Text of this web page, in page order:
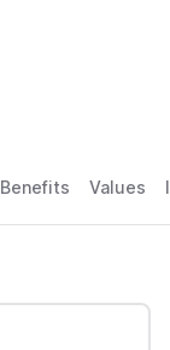
Benefits Values